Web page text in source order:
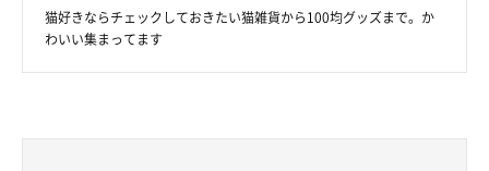
猫好きならチェックしておきたい猫雑貨から100均グッズまで。か
わいい集まってます